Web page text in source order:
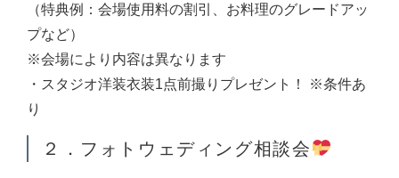
（特典例：会場使用料の割引、お料理のグレードアッ
プなど）
※会場により内容は異なります
・スタジオ洋装衣装1点前撮りプレゼント！ ※条件あ
り
２．フォトウェディング相談会